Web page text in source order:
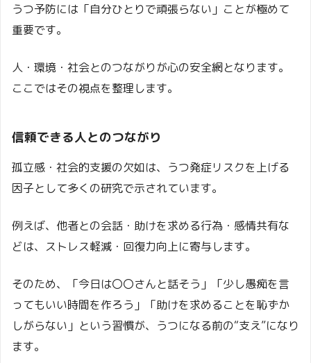
うつ予防には「自分ひとりで頑張らない」ことが極めて
重要です。
人・環境・社会とのつながりが心の安全網となります。
ここではその視点を整理します。
信頼できる人とのつながり
孤立感・社会的支援の欠如は、うつ発症リスクを上げる
因子として多くの研究で示されています。
例えば、他者との会話・助けを求める行為・感情共有な
どは、ストレス軽減・回復力向上に寄与します。
そのため、「今日は〇〇さんと話そう」「少し愚痴を言
ってもいい時間を作ろう」「助けを求めることを恥ずか
しがらない」という習慣が、うつになる前の“支え”になり
ます。